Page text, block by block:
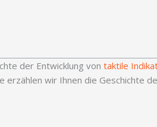
der Entwicklung von taktile
wir Ihnen die Geschichte